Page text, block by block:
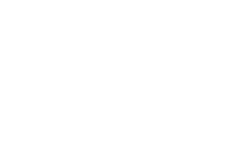
ou no seu apoio”, acrescentam, referindo-se
os serviços de Saúde Ocupacional.
tratados em casa por equipas hospitalares”.
(em fevereiro de 2020 eram 1551),